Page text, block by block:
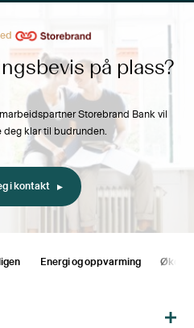
på plass?
Storebrand Bank vil
deg klar til budrunden.
i kontakt
Energi og oppvarming